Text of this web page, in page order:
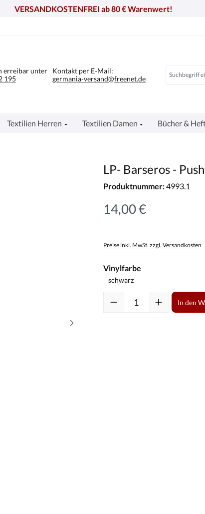
VERSANDKOSTENFREI ab 80 € Warenwert!
erreibar unter
195
Kontakt per E-Mail:
germania-versand@freenet.de
Textilien Herren Textilien Damen Bücher &
LP- Barseros -
Produktnummer:4993.1
14,00 €
Preise inkl. MwSt. zzgl. Versandkosten
Vinylfarbe
Produkt Anzahl: Gib den
In den